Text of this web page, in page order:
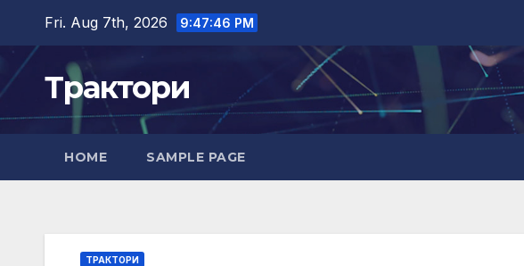
content
Fri. Aug 7th, 2026 9:47:47 PM
Трактори
HOME SAMPLE PAGE
ТРАКТОРИ